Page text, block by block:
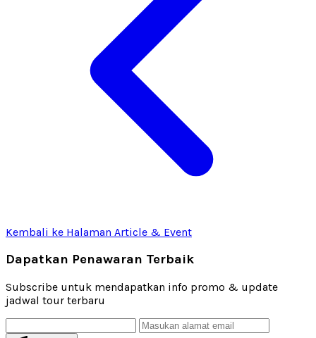
Kembali ke Halaman Article & Event
Dapatkan Penawaran Terbaik
Subscribe untuk mendapatkan info promo & update
jadwal tour terbaru